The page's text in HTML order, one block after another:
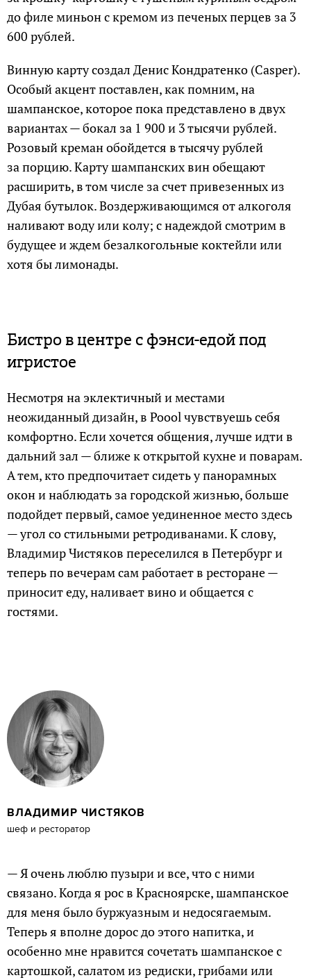
до филе миньон с кремом из печеных перцев за 3
600 рублей.
Винную карту создал Денис Кондратенко (Casper).
Особый акцент поставлен, как помним, на
шампанское, которое пока представлено в двух
вариантах — бокал за 1 900 и 3 тысячи рублей.
Розовый креман обойдется в тысячу рублей
за порцию. Карту шампанских вин обещают
расширить, в том числе за счет привезенных из
Дубая бутылок. Воздерживающимся от алкоголя
наливают воду или колу; с надеждой смотрим в
будущее и ждем безалкогольные коктейли или
хотя бы лимонады.
Бистро в центре с фэнси-едой под
игристое
Несмотря на эклектичный и местами
неожиданный дизайн, в Poool чувствуешь себя
комфортно. Если хочется общения, лучше идти в
дальний зал — ближе к открытой кухне и поварам.
А тем, кто предпочитает сидеть у панорамных
окон и наблюдать за городской жизнью, больше
подойдет первый, самое уединенное место здесь
— угол со стильными ретродиванами. К слову,
Владимир Чистяков переселился в Петербург и
теперь по вечерам сам работает в ресторане —
приносит еду, наливает вино и общается с
гостями.
ВЛАДИМИР ЧИСТЯКОВ
шеф и ресторатор
— Я очень люблю пузыри и все, что с ними
связано. Когда я рос в Красноярске, шампанское
для меня было буржуазным и недосягаемым.
Теперь я вполне дорос до этого напитка, и
особенно мне нравится сочетать шампанское с
картошкой, салатом из редиски, грибами или